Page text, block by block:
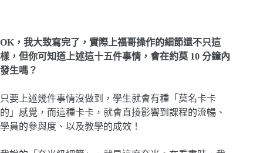
OK，我大致寫完了，實際上福哥操作的細節還不只這
樣，但你可知道上述這十五件事情，會在約莫 10 分鐘內
發生嗎？
只要上述幾件事情沒做到，學生就會有種「莫名卡卡
的」感覺，而這種卡卡，就會直接影響到課程的流暢、
學員的參與度、以及教學的成效！